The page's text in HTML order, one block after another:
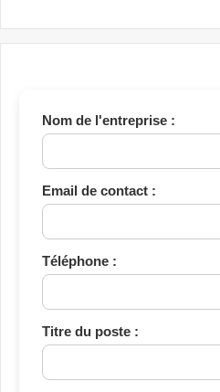
Nom de l'entreprise :
Email de contact :
Téléphone :
Titre du poste :